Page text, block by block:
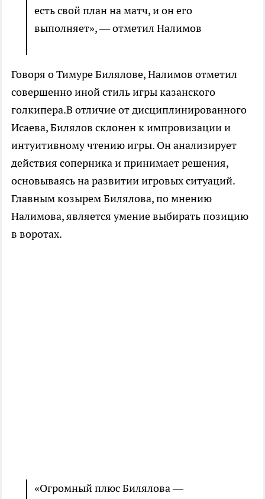
есть свой план на матч, и он его
выполняет», — отметил Налимов
Говоря о Тимуре Билялове, Налимов отметил
совершенно иной стиль игры казанского
голкипера.В отличие от дисциплинированного
Исаева, Билялов склонен к импровизации и
интуитивному чтению игры. Он анализирует
действия соперника и принимает решения,
основываясь на развитии игровых ситуаций.
Главным козырем Билялова, по мнению
Налимова, является умение выбирать позицию
в воротах.
«Огромный плюс Билялова —